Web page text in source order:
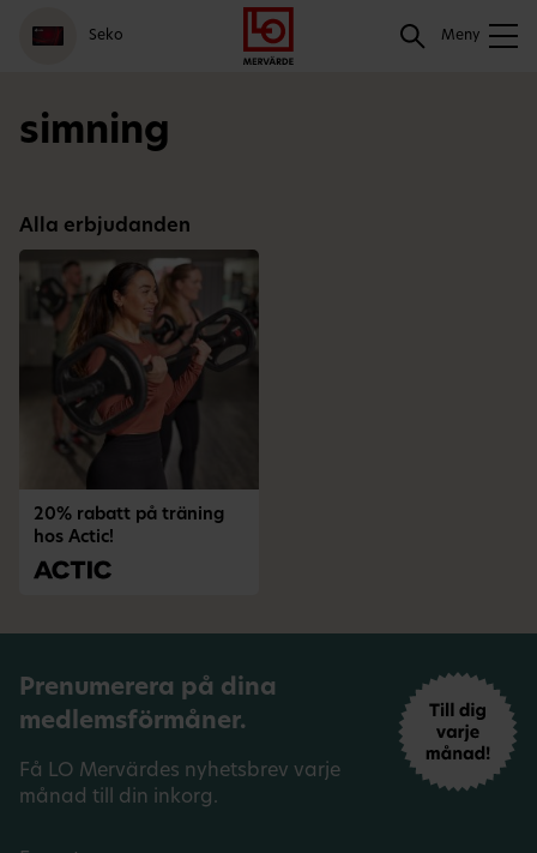
Gå
till
meny
Logga
in
Hoppa
till
innehåll
Seko Meny
Sök
simning
Alla erbjudanden
20% rabatt på träning
hos Actic!
Prenumerera på dina
medlemsförmåner.
Få LO Mervärdes nyhetsbrev varje
månad till din inkorg.